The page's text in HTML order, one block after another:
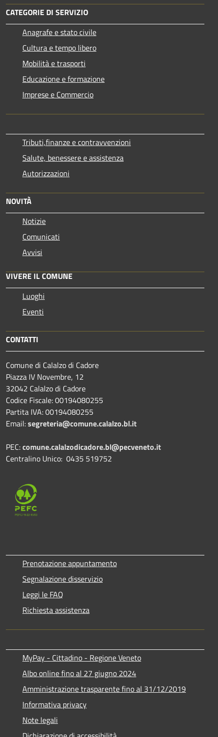
CATEGORIE DI SERVIZIO
Anagrafe e stato civile
Cultura e tempo libero
Mobilità e trasporti
Educazione e formazione
Imprese e Commercio
Tributi,finanze e contravvenzioni
Salute, benessere e assistenza
Autorizzazioni
NOVITÀ
Notizie
Comunicati
Avvisi
VIVERE IL COMUNE
Luoghi
Eventi
CONTATTI
Comune di Calalzo di Cadore
Piazza IV Novembre, 12
32042 Calalzo di Cadore
Codice Fiscale: 00194080255
Partita IVA: 00194080255
Email:segreteria@comune.calalzo.bl.it
PEC:comune.calalzodicadore.bl@pecveneto.it
Centralino Unico: 0435 519752
Prenotazione appuntamento
Segnalazione disservizio
Leggi le FAQ
Richiesta assistenza
MyPay - Cittadino - Regione Veneto
Albo online fino al 27 giugno 2024
Amministrazione trasparente fino al 31/12/2019
Informativa privacy
Note legali